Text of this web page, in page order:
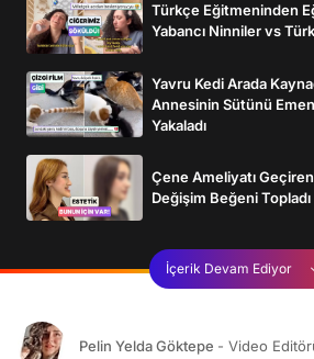
Türkçe Eğitmeninden
Yabancı Ninniler vs
Yavru Kedi Arada
Annesinin Sütünü
Yakaladı
Çene Ameliyatı Geçiren
Değişim Beğeni Topladı
İçerik Devam Ediyor
Pelin Yelda Göktepe - Video